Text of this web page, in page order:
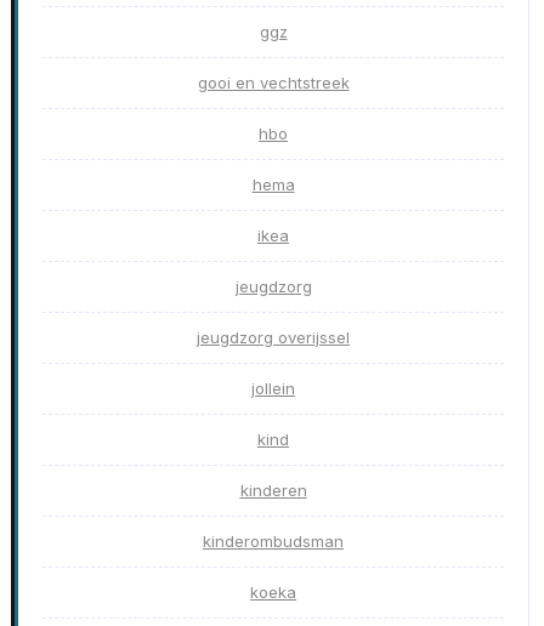
ggz
gooi en vechtstreek
hbo
hema
ikea
jeugdzorg
jeugdzorg overijssel
jollein
kind
kinderen
kinderombudsman
koeka